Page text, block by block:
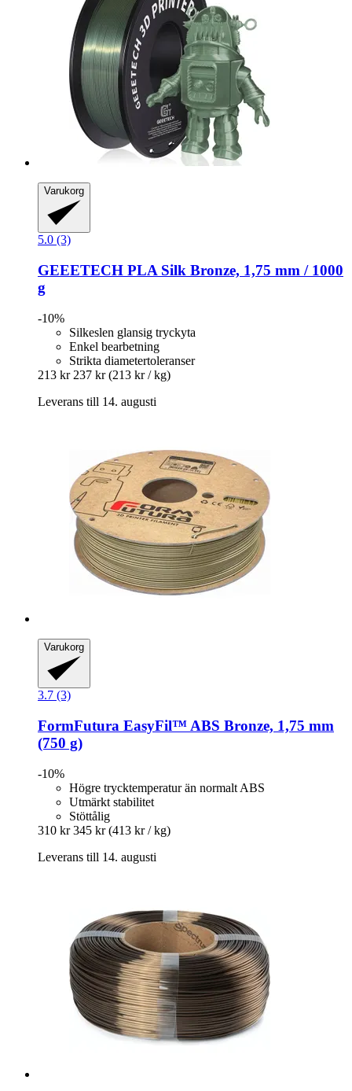
Varukorg
5.0 (3)
GEEETECH PLA Silk Bronze, 1,75 mm / 1000
g
-10%
Silkeslen glansig tryckyta
Enkel bearbetning
Strikta diametertoleranser
213 kr 237 kr (213 kr / kg)
Leverans till 14. augusti
Varukorg
3.7 (3)
FormFutura EasyFil™ ABS Bronze, 1,75 mm
(750 g)
-10%
Högre trycktemperatur än normalt ABS
Utmärkt stabilitet
Stöttålig
310 kr 345 kr (413 kr / kg)
Leverans till 14. augusti